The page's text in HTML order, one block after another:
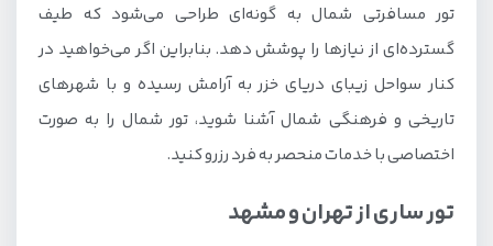
تور مسافرتی شمال به گونه‌ای طراحی می‌شود که طیف
گسترده‌ای از نیازها را پوشش دهد. بنابراین اگر می‌خواهید در
کنار سواحل زیبای دریای خزر به آرامش رسیده و با شهرهای
تاریخی و فرهنگی شمال آشنا شوید، تور شمال را به صورت
اختصاصی با خدمات منحصر به فرد رزرو کنید.
تور ساری از تهران و مشهد